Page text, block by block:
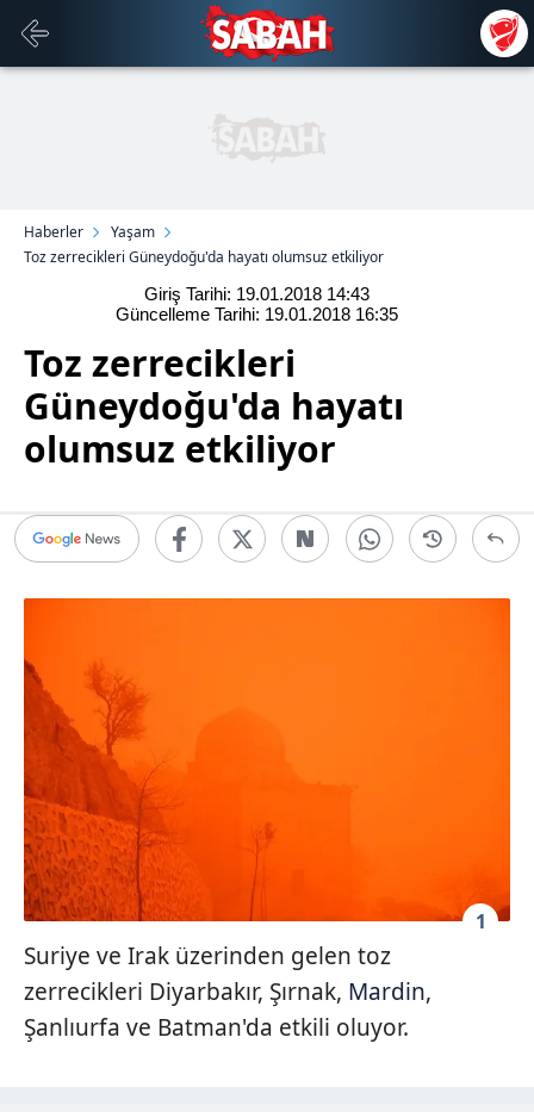
Haberler
Yaşam
Toz zerrecikleri Güneydoğu'da hayatı olumsuz etkiliyor
Giriş Tarihi: 19.01.2018 14:43
Güncelleme Tarihi: 19.01.2018 16:35
Toz zerrecikleri
Güneydoğu'da hayatı
olumsuz etkiliyor
1
Suriye ve Irak üzerinden gelen toz
zerrecikleri Diyarbakır, Şırnak, Mardin,
Şanlıurfa ve Batman'da etkili oluyor.